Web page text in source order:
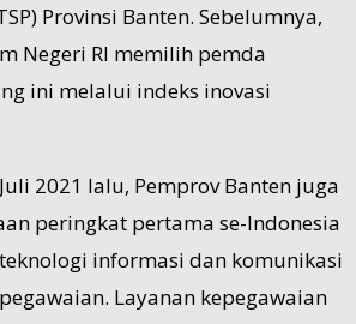
Provinsi Banten. Sebelumnya,
Negeri RI memilih pemda
ini melalui indeks inovasi
2021 lalu, Pemprov Banten juga
peringkat pertama se-Indonesia
informasi dan komunikasi
Layanan kepegawaian